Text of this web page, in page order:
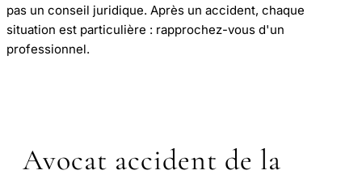
pas un conseil juridique. Après un accident, chaque
situation est particulière : rapprochez-vous d'un
professionnel.
Avocat accident de la